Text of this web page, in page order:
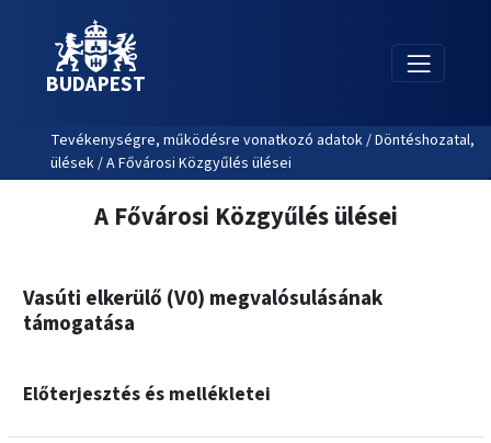
BUDAPEST
Tevékenységre, működésre vonatkozó adatok / Döntéshozatal,
ülések / A Fővárosi Közgyűlés ülései
A Fővárosi Közgyűlés ülései
Vasúti elkerülő (V0) megvalósulásának
támogatása
Előterjesztés és mellékletei